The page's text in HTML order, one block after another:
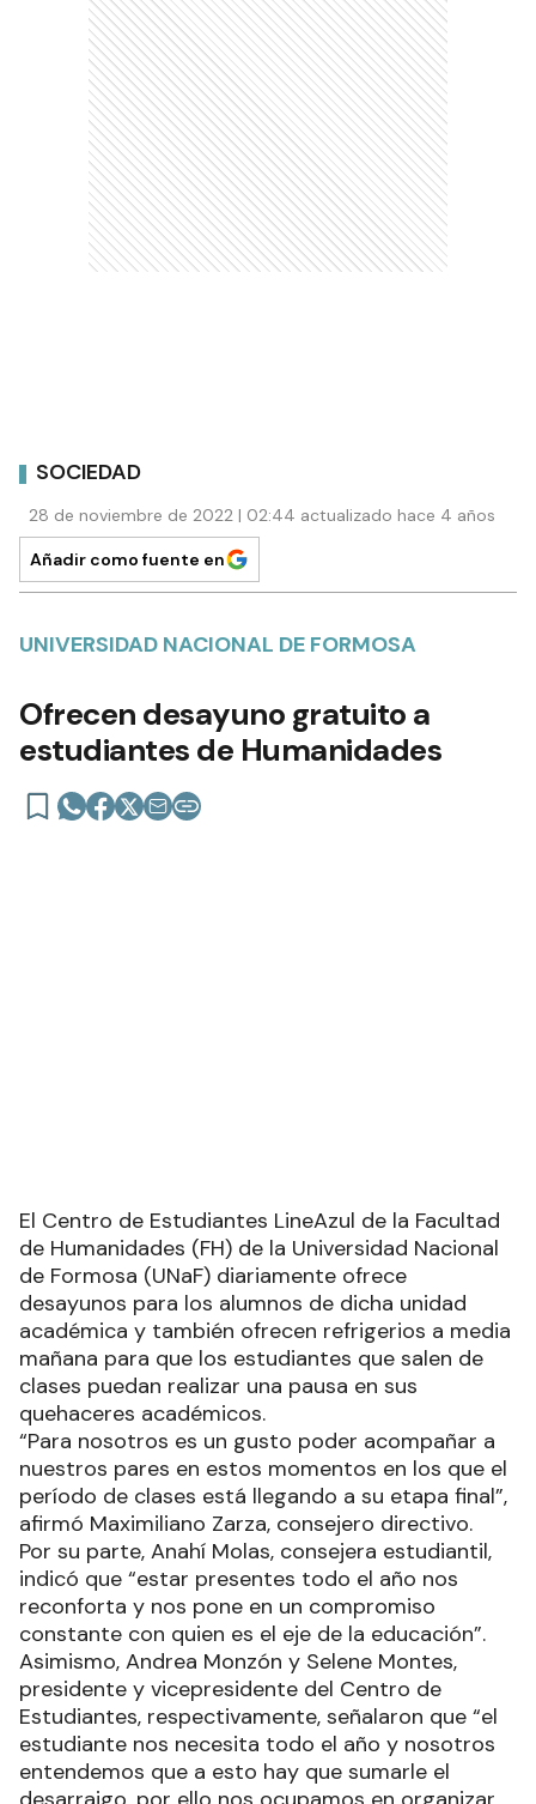
SOCIEDAD
28 de noviembre de 2022 | 02:44 actualizado hace 4 años
Añadir como fuente en
UNIVERSIDAD NACIONAL DE FORMOSA
Ofrecen desayuno gratuito a
estudiantes de Humanidades
El Centro de Estudiantes LineAzul de la Facultad
de Humanidades (FH) de la Universidad Nacional
de Formosa (UNaF) diariamente ofrece
desayunos para los alumnos de dicha unidad
académica y también ofrecen refrigerios a media
mañana para que los estudiantes que salen de
clases puedan realizar una pausa en sus
quehaceres académicos.
“Para nosotros es un gusto poder acompañar a
nuestros pares en estos momentos en los que el
período de clases está llegando a su etapa final”,
afirmó Maximiliano Zarza, consejero directivo.
Por su parte, Anahí Molas, consejera estudiantil,
indicó que “estar presentes todo el año nos
reconforta y nos pone en un compromiso
constante con quien es el eje de la educación”.
Asimismo, Andrea Monzón y Selene Montes,
presidente y vicepresidente del Centro de